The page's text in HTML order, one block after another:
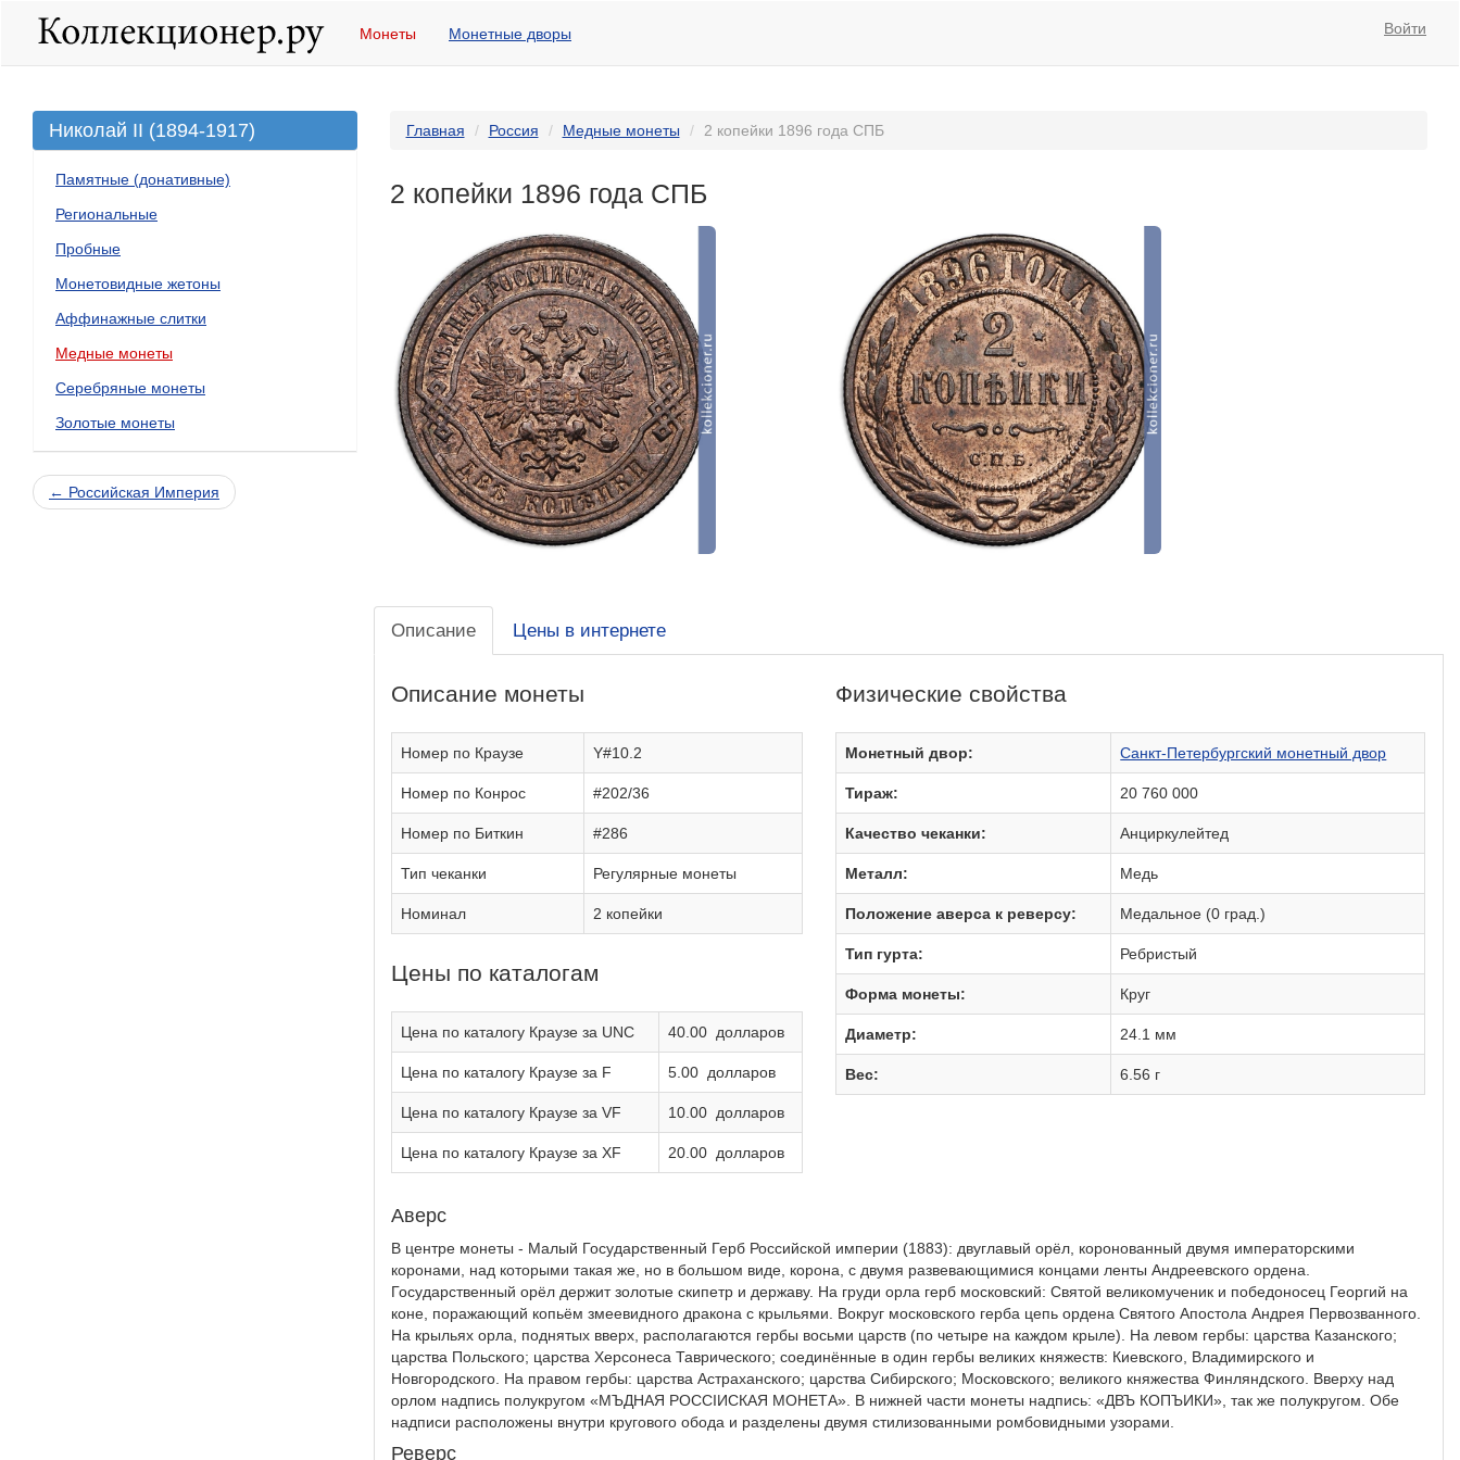
Войти
Монеты Монетные дворы
Николай II (1894-1917)
Памятные (донативные)
Региональные
Пробные
Монетовидные жетоны
Аффинажные слитки
Медные монеты
Серебряные монеты
Золотые монеты
← Российская Империя
Главная Россия Медные монеты 2 копейки 1896 года СПБ
2 копейки 1896 года СПБ
Описание Цены в интернете
Описание монеты
Номер по Краузе Y#10.2
Номер по Конрос #202/36
Номер по Биткин #286
Тип чеканки Регулярные монеты
Номинал 2 копейки
Цены по каталогам
Цена по каталогу Краузе за UNC 40.00 долларов
Цена по каталогу Краузе за F 5.00 долларов
Цена по каталогу Краузе за VF 10.00 долларов
Цена по каталогу Краузе за XF 20.00 долларов
Физические свойства
Монетный двор: Санкт-Петербургский монетный двор
Тираж: 20 760 000
Качество чеканки: Анциркулейтед
Металл: Медь
Положение аверса к реверсу: Медальное (0 град.)
Тип гурта: Ребристый
Форма монеты: Круг
Диаметр: 24.1 мм
Вес: 6.56 г
Аверс
В центре монеты - Малый Государственный Герб Российской империи (1883): двуглавый орёл, коронованный двумя императорскими
коронами, над которыми такая же, но в большом виде, корона, с двумя развевающимися концами ленты Андреевского ордена.
Государственный орёл держит золотые скипетр и державу. На груди орла герб московский: Святой великомученик и победоносец Георгий на
коне, поражающий копьём змеевидного дракона с крыльями. Вокруг московского герба цепь ордена Святого Апостола Андрея Первозванного.
На крыльях орла, поднятых вверх, располагаются гербы восьми царств (по четыре на каждом крыле). На левом гербы: царства Казанского;
царства Польского; царства Херсонеса Таврического; соединённые в один гербы великих княжеств: Киевского, Владимирского и
Новгородского. На правом гербы: царства Астраханского; царства Сибирского; Московского; великого княжества Финляндского. Вверху над
орлом надпись полукругом «МЪДНАЯ РОССIИСКАЯ МОНЕТА». В нижней части монеты надпись: «ДВЪ КОПЪИКИ», так же полукругом. Обе
надписи расположены внутри кругового обода и разделены двумя стилизованными ромбовидными узорами.
Реверс